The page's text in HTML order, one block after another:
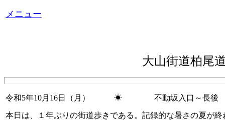
メニュー
大山街道柏
令和5年10月16日（月） ☀ 不動坂入口～長後
本日は、１年ぶりの街道歩きである。記録的な暑さの夏が